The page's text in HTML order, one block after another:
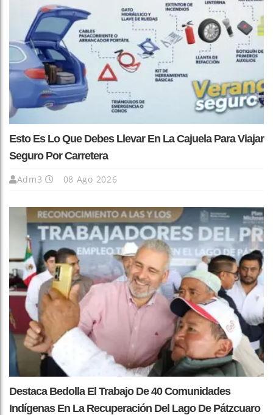
Esto Es Lo Que Debes Llevar En La Cajuela Para Viajar
Seguro Por Carretera
Adm3 08 Ago 2026
Destaca Bedolla El Trabajo De 40 Comunidades
Indígenas En La Recuperación Del Lago De Pátzcuaro